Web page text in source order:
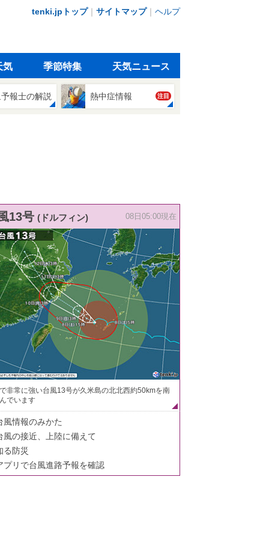
tenki.jpトップ｜ サイトマップ｜ ヘルプ
気 季節特集 天気ニュース
報士の解説 熱中症情報 注目
13号 (ドルフィン) 08日05:00現在
非常に強い台風13号が久米島の北北西約50kmを南
でいます
風情報のみかた
風の接近、上陸に備えて
る防災
プリで台風進路予報を確認